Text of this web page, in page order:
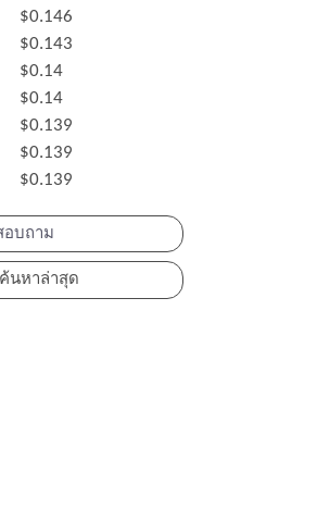
$0.146
$0.143
$0.14
$0.14
$0.139
$0.139
$0.139
บถาม